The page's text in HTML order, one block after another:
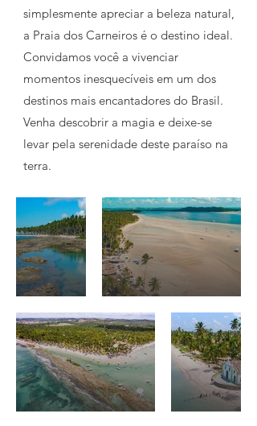
simplesmente apreciar a beleza natural,
a Praia dos Carneiros é o destino ideal.
Convidamos você a vivenciar
momentos inesquecíveis em um dos
destinos mais encantadores do Brasil.
Venha descobrir a magia e deixe-se
levar pela serenidade deste paraíso na
terra.